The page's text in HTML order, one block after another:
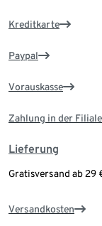
Kreditkarte
Paypal
Vorauskasse
Zahlung in der Filiale
Lieferung
Gratisversand ab 29
Versandkosten